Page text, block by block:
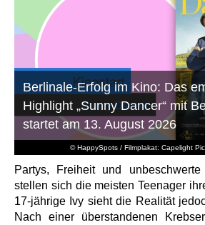
© HappySpots / Filmplakat: Capelight
Berlinale-Erfolg im Kino: Das
Highlight „Sunny Dancer“ mit
startet am 13. August 2026
Partys, Freiheit und
stellen sich die meisten Teenager
17-jährige Ivy sieht die Realität
Nach einer überstandenen